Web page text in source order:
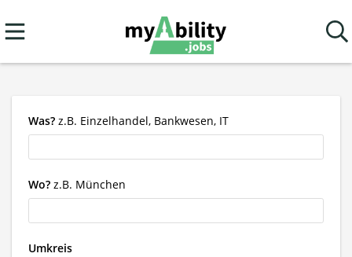
Was? z.B. Einzelhandel, Bankwesen, IT
Wo? z.B. München
Umkreis